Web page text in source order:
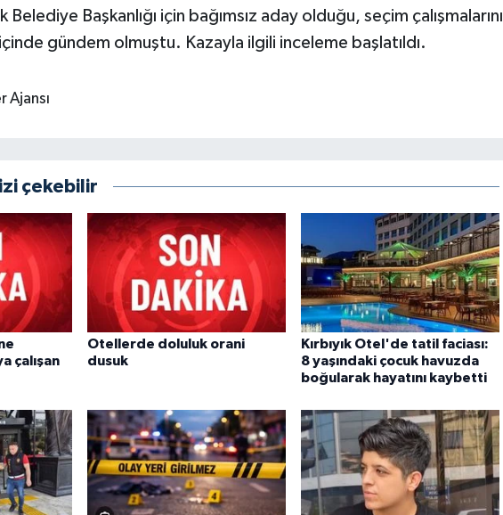
Başkanlığı için bağımsız aday olduğu, seçim çalışmalarını
gündem olmuştu. Kazayla ilgili inceleme başlatıldı.
Ajansı
çekebilir
çalışan
Otellerde doluluk orani
dusuk
Kırbıyık Otel'de tatil faciası:
8 yaşındaki çocuk havuzda
boğularak hayatını kaybetti